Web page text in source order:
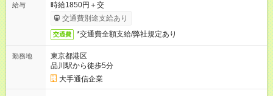
給与
時給1850円＋交
交通費別途支給あり
交通費 *交通費全額支給/弊社規定あり
勤務地
東京都港区
品川駅から徒歩5分
大手通信企業